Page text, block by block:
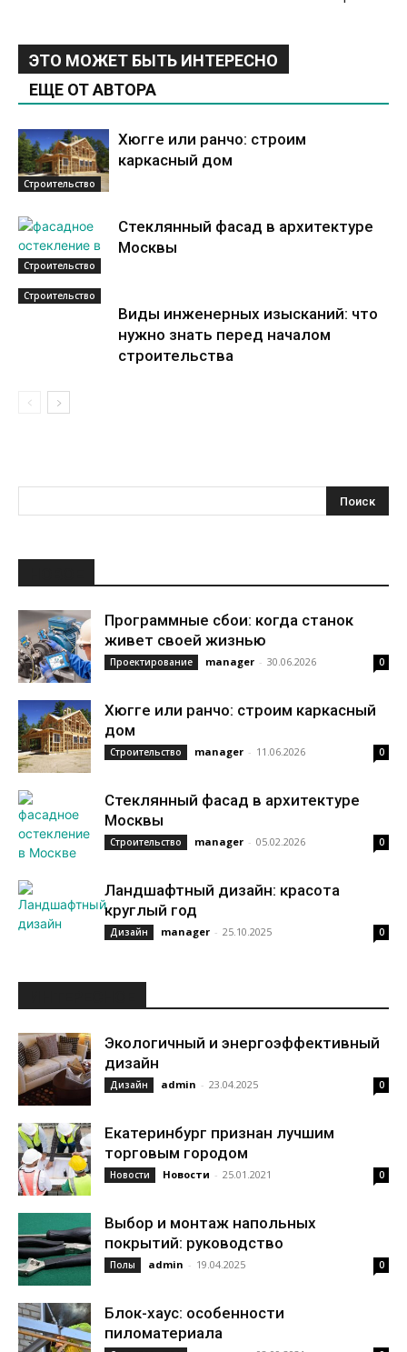
ЭТО МОЖЕТ БЫТЬ ИНТЕРЕСНО
ЕЩЕ ОТ АВТОРА
Строительство
Хюгге или ранчо: строим
каркасный дом
Строительство
Стеклянный фасад в архитектуре
Москвы
Строительство
Виды инженерных изысканий: что
нужно знать перед началом
строительства
Программные сбои: когда станок
живет своей жизнью
Проектирование manager - 30.06.2026 0
Хюгге или ранчо: строим каркасный
дом
Строительство manager - 11.06.2026 0
Стеклянный фасад в архитектуре
Москвы
Строительство manager - 05.02.2026 0
Ландшафтный дизайн: красота
круглый год
Дизайн manager - 25.10.2025 0
Экологичный и энергоэффективный
дизайн
Дизайн admin - 23.04.2025 0
Екатеринбург признан лучшим
торговым городом
Новости Новости - 25.01.2021 0
Выбор и монтаж напольных
покрытий: руководство
Полы admin - 19.04.2025 0
Блок-хаус: особенности
пиломатериала